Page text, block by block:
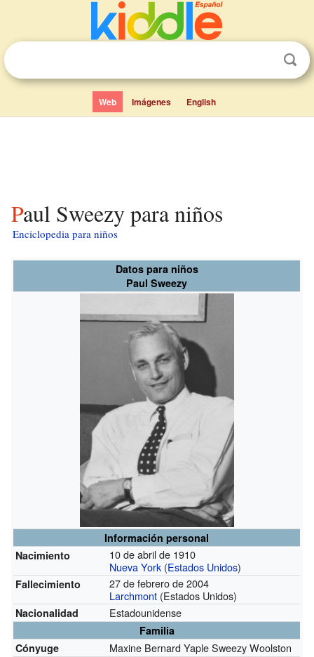
Web Imágenes English
Paul Sweezy para niños
Enciclopedia para niños
Datos para niños
Paul Sweezy
Información personal
Nacimiento
10 de abril de 1910
Nueva York (Estados Unidos)
Fallecimiento
27 de febrero de 2004
Larchmont (Estados Unidos)
Nacionalidad Estadounidense
Familia
Cónyuge
Maxine Bernard Yaple Sweezy Woolston